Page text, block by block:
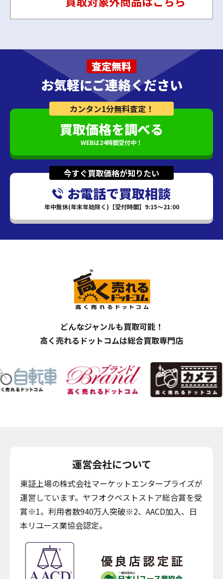
査定無料
お気軽にご連絡ください
カンタン1分無料査定！
買取価格を調べる
WEBは24時間受付中！
今すぐ買取価格が知りたい
お電話で買取相談
年中無休(年末年始除く)【受付時間】9:15～21:00
どんなジャンルも買取可能！
高く売れるドットコムは総合買取専門店
運営会社について
東証上場の株式会社マーケットエンタープライズが
運営しています。ヤフオクベストストア総合賞を受
賞※1。利用者数940万人突破※2、AACD加入、日
本リユース業協会認定。